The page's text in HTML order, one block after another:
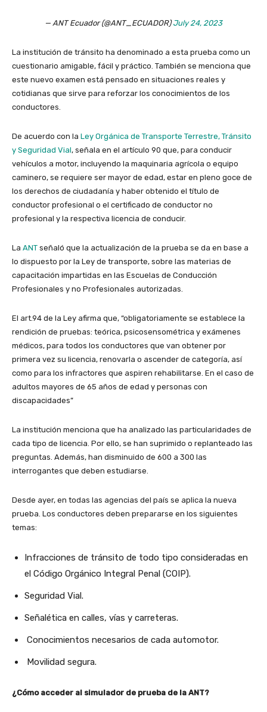
— ANT Ecuador (@ANT_ECUADOR)July 24, 2023
La institución de tránsito ha denominado a esta prueba como un
cuestionario amigable, fácil y práctico. También se menciona que
este nuevo examen está pensado en situaciones reales y
cotidianas que sirve para reforzar los conocimientos de los
conductores.
De acuerdo con la Ley Orgánica de Transporte Terrestre, Tránsito
y Seguridad Vial, señala en el artículo 90 que, para conducir
vehículos a motor, incluyendo la maquinaria agrícola o equipo
caminero, se requiere ser mayor de edad, estar en pleno goce de
los derechos de ciudadanía y haber obtenido el título de
conductor profesional o el certificado de conductor no
profesional y la respectiva licencia de conducir.
La ANT señaló que la actualización de la prueba se da en base a
lo dispuesto por la Ley de transporte, sobre las materias de
capacitación impartidas en las Escuelas de Conducción
Profesionales y no Profesionales autorizadas.
El art.94 de la Ley afirma que, “obligatoriamente se establece la
rendición de pruebas: teórica, psicosensométrica y exámenes
médicos, para todos los conductores que van obtener por
primera vez su licencia, renovarla o ascender de categoría, así
como para los infractores que aspiren rehabilitarse. En el caso de
adultos mayores de 65 años de edad y personas con
discapacidades”
La institución menciona que ha analizado las particularidades de
cada tipo de licencia. Por ello, se han suprimido o replanteado las
preguntas. Además, han disminuido de 600 a 300 las
interrogantes que deben estudiarse.
Desde ayer, en todas las agencias del país se aplica la nueva
prueba. Los conductores deben prepararse en los siguientes
temas:
Infracciones de tránsito de todo tipo consideradas en
el Código Orgánico Integral Penal (COIP).
Seguridad Vial.
Señalética en calles, vías y carreteras.
Conocimientos necesarios de cada automotor.
Movilidad segura.
¿Cómo acceder al simulador de prueba de la ANT?